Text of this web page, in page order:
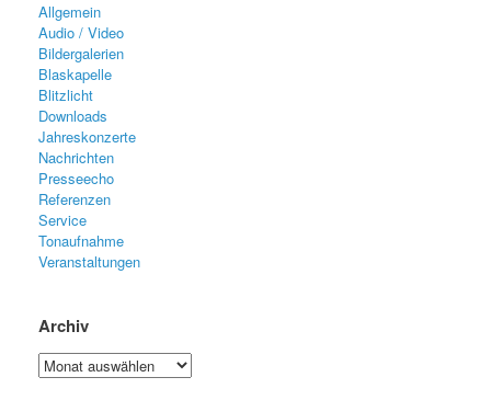
Allgemein
Audio / Video
Bildergalerien
Blaskapelle
Blitzlicht
Downloads
Jahreskonzerte
Nachrichten
Presseecho
Referenzen
Service
Tonaufnahme
Veranstaltungen
Archiv
Archiv